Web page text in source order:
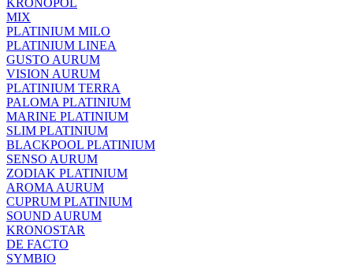
KRONOPOL
MIX
PLATINIUM MILO
PLATINIUM LINEA
GUSTO AURUM
VISION AURUM
PLATINIUM TERRA
PALOMA PLATINIUM
MARINE PLATINIUM
SLIM PLATINIUM
BLACKPOOL PLATINIUM
SENSO AURUM
ZODIAK PLATINIUM
AROMA AURUM
CUPRUM PLATINIUM
SOUND AURUM
KRONOSTAR
DE FACTO
SYMBIO